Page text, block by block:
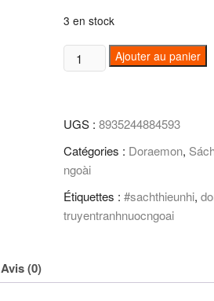
3 en stock
quantité
de
38)
Ajouter au panier
UGS : 8935244884593
Catégories : Doraemon,
ngoài
Étiquettes : #sachthieunhi,
truyentranhnuocngoai
Avis (0)